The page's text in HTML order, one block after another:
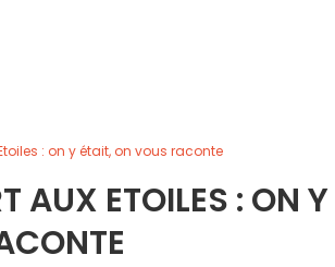
: on y était, on vous raconte
AUX ETOILES : ON Y